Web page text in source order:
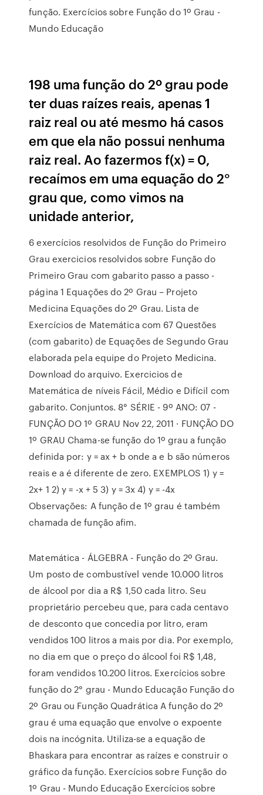
função. Exercícios sobre Função do 1º Grau -
Mundo Educação
198 uma função do 2º grau pode
ter duas raízes reais, apenas 1
raiz real ou até mesmo há casos
em que ela não possui nenhuma
raiz real. Ao fazermos f(x) = 0,
recaímos em uma equação do 2°
grau que, como vimos na
unidade anterior,
6 exercícios resolvidos de Função do Primeiro
Grau exercicios resolvidos sobre Função do
Primeiro Grau com gabarito passo a passo -
página 1 Equações do 2º Grau – Projeto
Medicina Equações do 2º Grau. Lista de
Exercícios de Matemática com 67 Questões
(com gabarito) de Equações de Segundo Grau
elaborada pela equipe do Projeto Medicina.
Download do arquivo. Exercicios de
Matemática de níveis Fácil, Médio e Difícil com
gabarito. Conjuntos. 8° SÉRIE - 9º ANO: 07 -
FUNÇÃO DO 1º GRAU Nov 22, 2011 · FUNÇÃO DO
1º GRAU Chama-se função do 1º grau a função
definida por: y = ax + b onde a e b são números
reais e a é diferente de zero. EXEMPLOS 1) y =
2x+ 1 2) y = -x + 5 3) y = 3x 4) y = -4x
Observações: A função de 1º grau é também
chamada de função afim.
Matemática - ÁLGEBRA - Função do 2º Grau.
Um posto de combustível vende 10.000 litros
de álcool por dia a R$ 1,50 cada litro. Seu
proprietário percebeu que, para cada centavo
de desconto que concedia por litro, eram
vendidos 100 litros a mais por dia. Por exemplo,
no dia em que o preço do álcool foi R$ 1,48,
foram vendidos 10.200 litros. Exercícios sobre
função do 2° grau - Mundo Educação Função do
2º Grau ou Função Quadrática A função do 2º
grau é uma equação que envolve o expoente
dois na incógnita. Utiliza-se a equação de
Bhaskara para encontrar as raízes e construir o
gráfico da função. Exercícios sobre Função do
1º Grau - Mundo Educação Exercícios sobre